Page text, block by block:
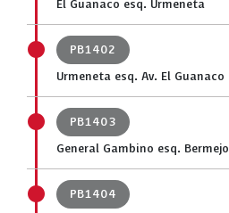
El Guanaco esq. Urmeneta
PB1402
Urmeneta esq. Av. El Guanaco
PB1403
General Gambino esq. Bermejo
PB1404